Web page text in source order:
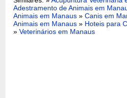
Adestramento de Animais em
Animais em Manaus »Canis em
Animais em Manaus » Hoteis para
»Veterinários em Manaus